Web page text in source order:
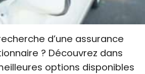
d’une assurance
? Découvrez dans
options disponibles